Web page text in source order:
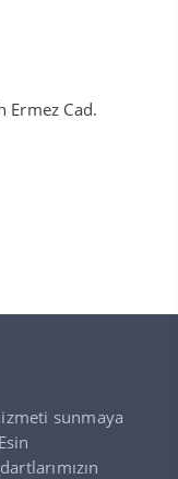
Ermez Cad.
sunmaya